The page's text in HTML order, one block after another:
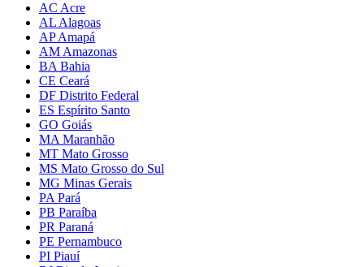
AC Acre
AL Alagoas
AP Amapá
AM Amazonas
BA Bahia
CE Ceará
DF Distrito Federal
ES Espírito Santo
GO Goiás
MA Maranhão
MT Mato Grosso
MS Mato Grosso do Sul
MG Minas Gerais
PA Pará
PB Paraíba
PR Paraná
PE Pernambuco
PI Piauí